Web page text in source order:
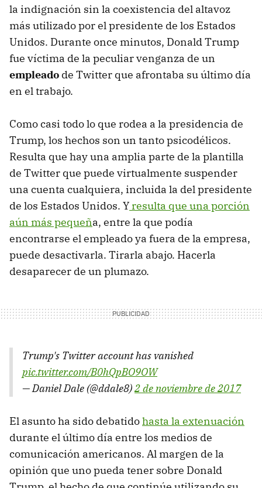
la indignación sin la coexistencia del altavoz
más utilizado por el presidente de los Estados
Unidos. Durante once minutos, Donald Trump
fue víctima de la peculiar venganza de un
empleado de Twitter que afrontaba su último día
en el trabajo.
Como casi todo lo que rodea a la presidencia de
Trump, los hechos son un tanto psicodélicos.
Resulta que hay una amplia parte de la plantilla
de Twitter que puede virtualmente suspender
una cuenta cualquiera, incluida la del presidente
de los Estados Unidos. Yresulta que una porción
aún más pequeña, entre la que podía
encontrarse el empleado ya fuera de la empresa,
puede desactivarla. Tirarla abajo. Hacerla
desaparecer de un plumazo.
Trump's Twitter account has vanished
pic.twitter.com/B0hQpBO9OW
— Daniel Dale (@ddale8)2 de noviembre de 2017
El asunto ha sido debatidohasta la extenuación
durante el último día entre los medios de
comunicación americanos. Al margen de la
opinión que uno pueda tener sobre Donald